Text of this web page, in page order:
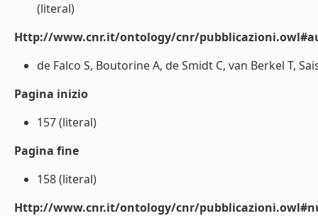
(literal)
Http://www.cnr.it/ontology/cnr/
de Falco S, Boutorine A, de Smidt C, van Berkel T,
Pagina inizio
157 (literal)
Pagina fine
158 (literal)
Http://www.cnr.it/ontology/cnr/